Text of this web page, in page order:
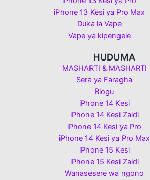
iPhone 13 Kesi ya Pro Max
Duka la Vape
Vape ya kipengele
HUDUMA
MASHARTI & MASHARTI
Sera ya Faragha
Blogu
iPhone 14 Kesi
iPhone 14 Kesi Zaidi
iPhone 14 Kesi ya Pro
iPhone 14 Kesi ya Pro Max
iPhone 15 Kesi
iPhone 15 Kesi Zaidi
Wanasesere wa ngono